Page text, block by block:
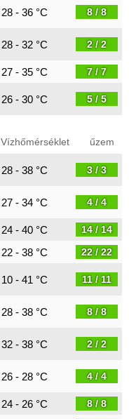
28 - 36 °C 8 / 8
28 - 32 °C 2 / 2
27 - 35 °C 7 / 7
26 - 30 °C 5 / 5
Vízhőmérséklet űzem
28 - 38 °C 3 / 3
27 - 34 °C 4 / 4
24 - 40 °C 14 / 14
22 - 38 °C 22 / 22
10 - 41 °C 11 / 11
28 - 38 °C 8 / 8
32 - 38 °C 2 / 2
26 - 28 °C 4 / 4
24 - 26 °C 8 / 8